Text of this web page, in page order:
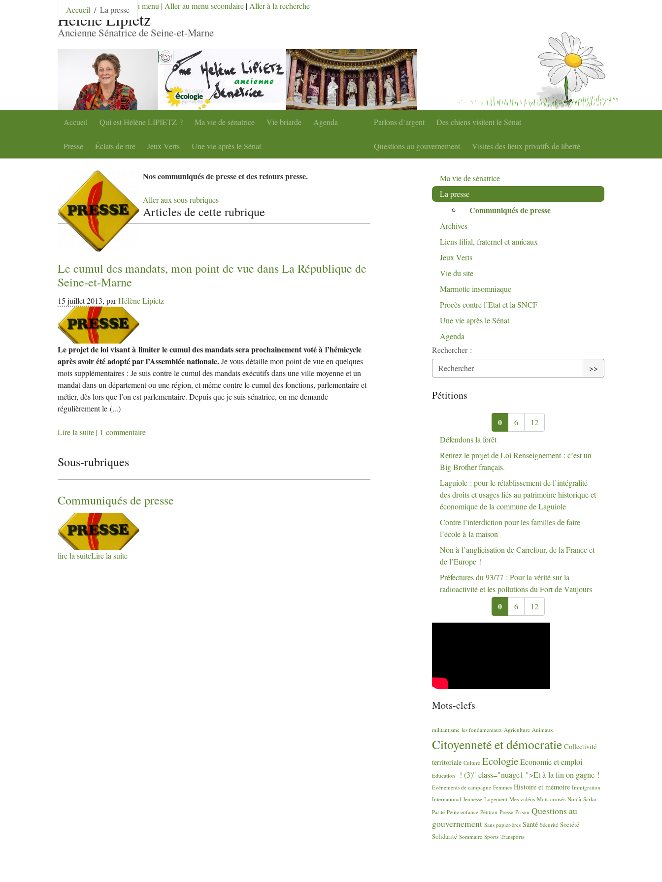
Aller au contenu Aller au menu | Aller au menu secondaire | Aller à la recherche
Hélène Lipietz
Ancienne Sénatrice de Seine-et-Marne
Accueil Qui est HélèneLIPIETZ ? Ma vie de sénatrice Vie briarde Agenda
Presse Éclats de rire Jeux Verts Une vie après le Sénat
Parlons d’argent Des chiens visitent le Sénat
Questions au gouvernement Visites des lieux privatifs de liberté
Accueil La presse
Nos communiqués de presse et des retours presse.
Aller aux sous rubriques
Articles de cette rubrique
Le cumul des mandats, mon point de vue dans La République de
Seine-et-Marne
15 juillet 2013, parHélène Lipietz
Le projet de loi visant à limiter le cumul des mandats sera prochainement voté à l’hémicycle
après avoir été adopté par l’Assemblée nationale.Je vous détaille mon point de vue en quelques
mots supplémentaires : Je suis contre le cumul des mandats exécutifs dans une ville moyenne et un
mandat dans un département ou une région, et même contre le cumul des fonctions, parlementaire et
métier, dès lors que l’on est parlementaire. Depuis que je suis sénatrice, on me demande
régulièrement le (...)
Lire la suite | 1 commentaire
Sous-rubriques
Communiqués de presse
lire la suiteLire la suite
Ma vie de sénatrice
La presse
Communiqués de presse
Archives
Liens filial, fraternel et amicaux
Jeux Verts
Vie du site
Marmotte insomniaque
Procès contre l’Etat et la SNCF
Une vie après le Sénat
Agenda
Rechercher :
>>
Pétitions
0 6
12
Défendons la forêt
Retirez le projet de Loi Renseignement : c’est un
Big Brother français.
Laguiole : pour le rétablissement de l’intégralité
des droits et usages liés au patrimoine historique et
économique de la commune de Laguiole
Contre l’interdiction pour les familles de faire
l’école à la maison
Non à l’anglicisation de Carrefour, de la France et
de l’Europe !
Préfectures du 93/77 : Pour la vérité sur la
radioactivité et les pollutions du Fort de Vaujours
0 6 12
Mots-clefs
militantisme les fondamentaux Agriculture Animaux
Citoyenneté et démocratie Collectivité
territoriale Culture EcologieEconomie et emploi
Education ! (3)" class="nuage1 ">Et à la fin on gagne !
Evénements de campagne Femmes Histoire et mémoire Immigration
International Jeunesse Logement Mes vidéos Mots-croisés Non à Sarko
Parité Petite enfance Pétition Presse Prison Questions au
gouvernement Sans papier-ères Santé Sécurité Société
Solidarité Sommaire Sports Transports